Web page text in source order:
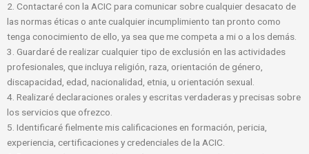
2. Contactaré con la ACIC para comunicar sobre cualquier desacato de
las normas éticas o ante cualquier incumplimiento tan pronto como
tenga conocimiento de ello, ya sea que me competa a mi o a los demás.
3. Guardaré de realizar cualquier tipo de exclusión en las actividades
profesionales, que incluya religión, raza, orientación de género,
discapacidad, edad, nacionalidad, etnia, u orientación sexual.
4. Realizaré declaraciones orales y escritas verdaderas y precisas sobre
los servicios que ofrezco.
5. Identificaré fielmente mis calificaciones en formación, pericia,
experiencia, certificaciones y credenciales de la ACIC.